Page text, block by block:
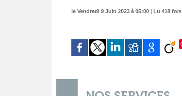
le Vendredi 9 Juin 2023 à 05:00 | Lu 418 fois